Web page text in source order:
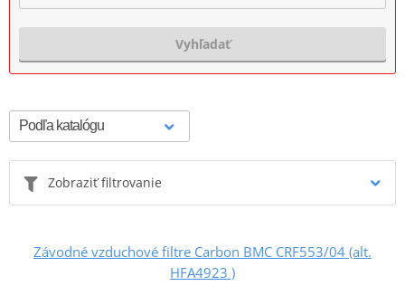
Vyhľadať
Zobraziť filtrovanie
Závodné vzduchové filtre Carbon BMC CRF553/04 (alt.
HFA4923 )